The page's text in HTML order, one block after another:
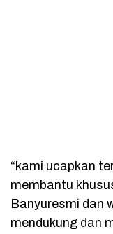
“kami ucapkan
membantu
Banyuresmi dan
mendukung dan